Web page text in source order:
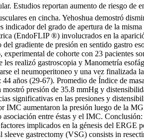
Estudios reportan aumento de riesgo
en cincha. Yehoshua demostró
del grado de apertura de la
(EndoFLIP ®) involucrados en la
gradiente de presión en sentido gastro
de cohorte con 23 pacientes
realizó gastroscopia y Manometría
el neumoperitoneo y una vez
44 años (29-67). Promedio de Índice de
presión de 35.8 mmHg y
significativas en las presiones y
IMC aumentaron la presión luego de la
entre éstas y el IMC.
implicados en la génesis del
gastrectomy (VSG) consists in